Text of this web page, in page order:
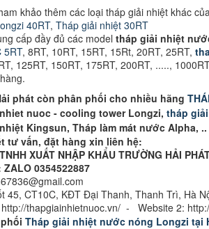
khảo thêm các loại tháp giải nhiệt khác
40RT, Tháp giải nhiệt 30RT
cấp đầy đủ các model tháp giải nhiệt
5RT, 8RT, 10RT, 15RT, 15Rt, 20RT, 25RT,
125RT, 150RT, 175RT, 200RT, .....,
phát còn phân phối cho nhiều hãng
nuoc - cooling tower Longzi, tháp
Kingsun, Tháp làm mát nước Alpha, ..
tư vấn, đặt hàng xin liên hệ:
XUẤT NHẬP KHẨU TRƯỜNG HẢI
ZALO 0354522887
45, CT10C, KĐT Đại Thanh, Thanh Trì, Hà
thapgiainhietnuoc.vn/ - Website 2:
Tháp giải nhiệt nước nóng Longzi tại